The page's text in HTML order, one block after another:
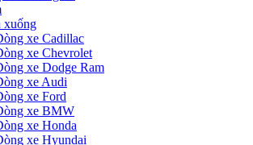
xuống
xe Cadillac
xe Chevrolet
xe Dodge Ram
xe Audi
xe Ford
xe BMW
xe Honda
xe Hyundai